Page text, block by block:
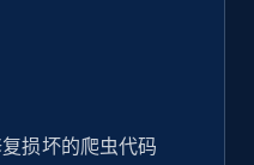
损坏的爬虫代码